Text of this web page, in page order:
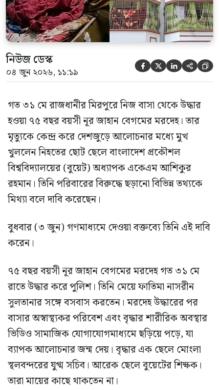
নিউজ ডেস্ক
০৪ জুন ২০২৬, ১১:১৯     
গত ৩১ মে রাজধানীর মিরপুরে নিজ বাসা থেকে উদ্ধার
হওয়া ৭৫ বছর বয়সী নূর জাহান বেগমের মরদেহ। তার
মৃত্যুকে কেন্দ্র করে দেশজুড়ে আলোচনার মধ্যে মুখ
খুললেন নিহতের ছোট ছেলে বাংলাদেশ প্রকৌশল
বিশ্ববিদ্যালয়ের (বুয়েট) অধ্যাপক একেএম আশিকুর
রহমান। তিনি পরিবারের বিরুদ্ধে ছড়ানো বিভিন্ন তথ্যকে
মিথ্যা বলে দাবি করেছেন।
বুধবার (৩ জুন) গণমাধ্যমে দেওয়া বক্তব্যে তিনি এই দাবি
করেন।
৭৫ বছর বয়সী নূর জাহান বেগমের মরদেহ গত ৩১ মে
রাতে উদ্ধার করে পুলিশ। তিনি মেয়ে ফাতিমা নাসরীন
সুলতানার সঙ্গে বসবাস করতেন। মরদেহ উদ্ধারের পর
বাসার অস্বাস্থ্যকর পরিবেশ এবং বৃদ্ধার শারীরিক অবস্থার
ভিডিও সামাজিক যোগাযোগমাধ্যমে ছড়িয়ে পড়ে, যা
ব্যাপক আলোচনার জন্ম দেয়। বৃদ্ধার এক ছেলে মোংলা
স্থলবন্দরের যুগ্ম সচিব। আরেক ছেলে বুয়েটের শিক্ষক।
তারা মায়ের কাছে থাকতেন না।